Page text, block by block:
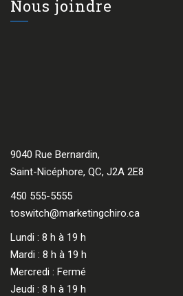
Nous joindre
9040 Rue Bernardin,
Saint-Nicéphore, QC, J2A 2E8
450 555-5555
toswitch@marketingchiro.ca
Lundi : 8 h à 19 h
Mardi : 8 h à 19 h
Mercredi : Fermé
Jeudi : 8 h à 19 h